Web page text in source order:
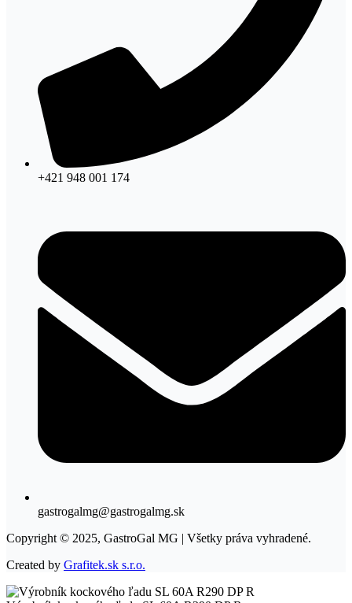
+421 948 001 174
gastrogalmg@gastrogalmg.sk
Copyright © 2025, GastroGal MG | Všetky práva vyhradené.
Created by Grafitek.sk s.r.o.